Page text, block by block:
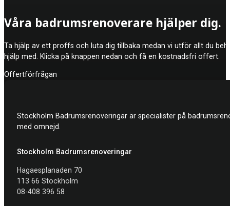
kompensation från ditt försäkringsbolag om du har utfört
Våra badrumsrenoverare hjälper dig.
Ta hjälp av ett proffs och luta dig tillbaka medan vi utför allt du
hjälp med. Klicka på knappen nedan och få en kostnadsfri offert.
Offertförfrågan
Stockholm Badrumsrenoveringar är specialister på
med omnejd.
Stockholm Badrumsrenoveringar
Hagaesplanaden 70
113 66 Stockholm
08-408 396 58